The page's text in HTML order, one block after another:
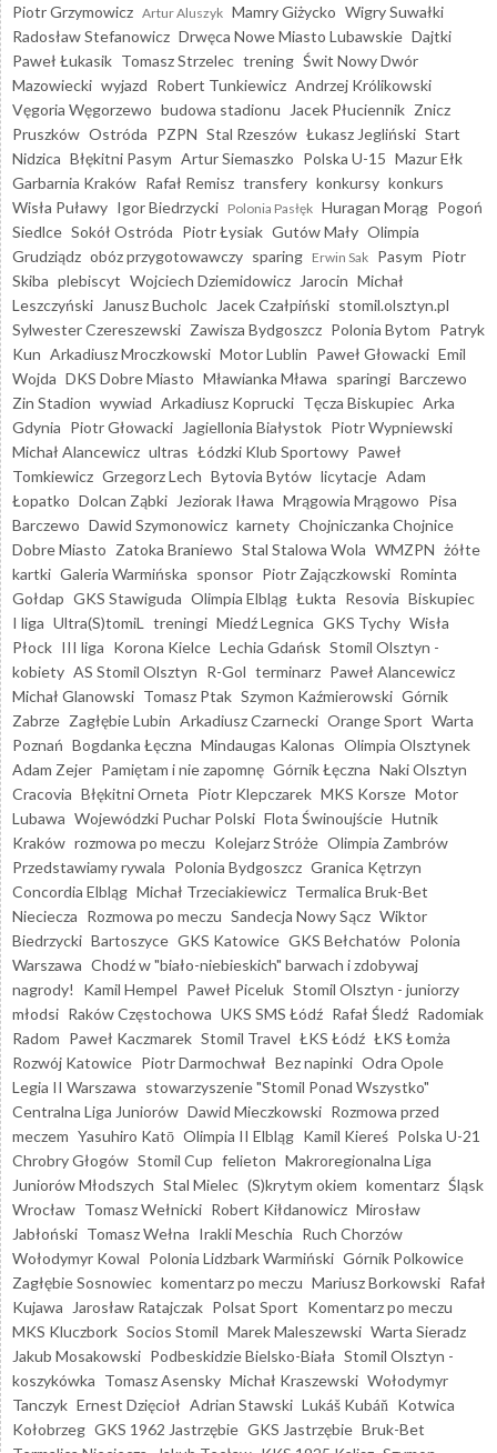
Piotr Grzymowicz Artur Aluszyk Mamry Giżycko Wigry Suwałki
Radosław Stefanowicz Drwęca Nowe Miasto Lubawskie Dajtki
Paweł Łukasik Tomasz Strzelec trening Świt Nowy Dwór
Mazowiecki wyjazd Robert Tunkiewicz Andrzej Królikowski
Vęgoria Węgorzewo budowa stadionu Jacek Płuciennik Znicz
Pruszków Ostróda PZPN Stal Rzeszów Łukasz Jegliński Start
Nidzica Błękitni Pasym Artur Siemaszko Polska U-15 Mazur Ełk
Garbarnia Kraków Rafał Remisz transfery konkursy konkurs
Wisła Puławy Igor Biedrzycki Polonia Pasłęk Huragan Morąg Pogoń
Siedlce Sokół Ostróda Piotr Łysiak Gutów Mały Olimpia
Grudziądz obóz przygotowawczy sparing Erwin Sak Pasym Piotr
Skiba plebiscyt Wojciech Dziemidowicz Jarocin Michał
Leszczyński
Janusz Bucholc Jacek Czałpiński stomil.olsztyn.pl
Sylwester Czereszewski Zawisza Bydgoszcz Polonia Bytom Patryk
Kun Arkadiusz Mroczkowski Motor Lublin Paweł Głowacki Emil
Wojda DKS Dobre Miasto Mławianka Mława sparingi Barczewo
Zin Stadion wywiad Arkadiusz Koprucki Tęcza Biskupiec Arka
Gdynia Piotr Głowacki Jagiellonia Białystok Piotr Wypniewski
Michał Alancewicz ultras Łódzki Klub Sportowy Paweł
Tomkiewicz Grzegorz Lech Bytovia Bytów licytacje Adam
Łopatko Dolcan Ząbki Jeziorak Iława Mrągowia Mrągowo Pisa
Barczewo Dawid Szymonowicz karnety Chojniczanka Chojnice
Dobre Miasto Zatoka Braniewo Stal Stalowa Wola WMZPN żółte
kartki Galeria Warmińska sponsor Piotr Zajączkowski Rominta
Gołdap GKS Stawiguda Olimpia Elbląg Łukta Resovia Biskupiec
I liga Ultra(S)tomiL treningi Miedź Legnica GKS Tychy Wisła
Płock III liga Korona Kielce Lechia Gdańsk Stomil Olsztyn -
kobiety AS Stomil Olsztyn R-Gol terminarz Paweł Alancewicz
Michał Glanowski Tomasz Ptak Szymon Kaźmierowski Górnik
Zabrze Zagłębie Lubin Arkadiusz Czarnecki Orange Sport Warta
Poznań Bogdanka Łęczna Mindaugas Kalonas Olimpia Olsztynek
Adam Zejer Pamiętam i nie zapomnę Górnik Łęczna Naki Olsztyn
Cracovia Błękitni Orneta Piotr Klepczarek MKS Korsze Motor
Lubawa Wojewódzki Puchar Polski Flota Świnoujście Hutnik
Kraków rozmowa po meczu Kolejarz Stróże Olimpia Zambrów
Przedstawiamy rywala Polonia Bydgoszcz Granica Kętrzyn
Concordia Elbląg Michał Trzeciakiewicz Termalica Bruk-Bet
Nieciecza Rozmowa po meczu Sandecja Nowy Sącz Wiktor
Biedrzycki Bartoszyce GKS Katowice GKS Bełchatów Polonia
Warszawa Chodź w "biało-niebieskich" barwach i zdobywaj
nagrody!
Kamil Hempel Paweł Piceluk Stomil Olsztyn - juniorzy
młodsi Raków Częstochowa UKS SMS Łódź Rafał Śledź Radomiak
Radom Paweł Kaczmarek Stomil Travel ŁKS Łódź ŁKS Łomża
Rozwój Katowice Piotr Darmochwał Bez napinki Odra Opole
Legia II Warszawa stowarzyszenie "Stomil Ponad Wszystko"
Centralna Liga Juniorów Dawid Mieczkowski Rozmowa przed
meczem Yasuhiro Katō Olimpia II Elbląg Kamil Kiereś Polska U-21
Chrobry Głogów Stomil Cup felieton Makroregionalna Liga
Juniorów Młodszych Stal Mielec (S)krytym okiem komentarz Śląsk
Wrocław Tomasz Wełnicki Robert Kiłdanowicz Mirosław
Jabłoński Tomasz Wełna Irakli Meschia Ruch Chorzów
Wołodymyr Kowal Polonia Lidzbark Warmiński Górnik Polkowice
Zagłębie Sosnowiec komentarz po meczu Mariusz Borkowski Rafał
Kujawa
Jarosław Ratajczak Polsat Sport Komentarz po meczu
MKS Kluczbork Socios Stomil Marek Maleszewski Warta Sieradz
Jakub Mosakowski Podbeskidzie Bielsko-Biała Stomil Olsztyn -
koszykówka Tomasz Asensky Michał Kraszewski Wołodymyr
Tanczyk Ernest Dzięcioł Adrian Stawski Lukáš Kubáň Kotwica
Kołobrzeg GKS 1962 Jastrzębie GKS Jastrzębie Bruk-Bet